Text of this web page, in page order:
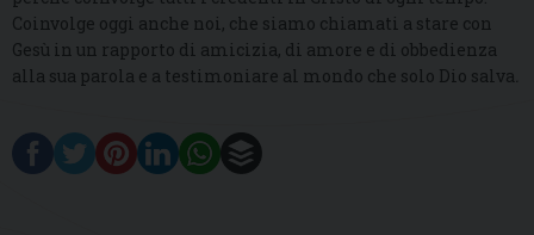
Coinvolge oggi anche noi, che siamo chiamati a stare con
Gesù in un rapporto di amicizia, di amore e di obbedienza
alla sua parola e a testimoniare al mondo che solo Dio salva.